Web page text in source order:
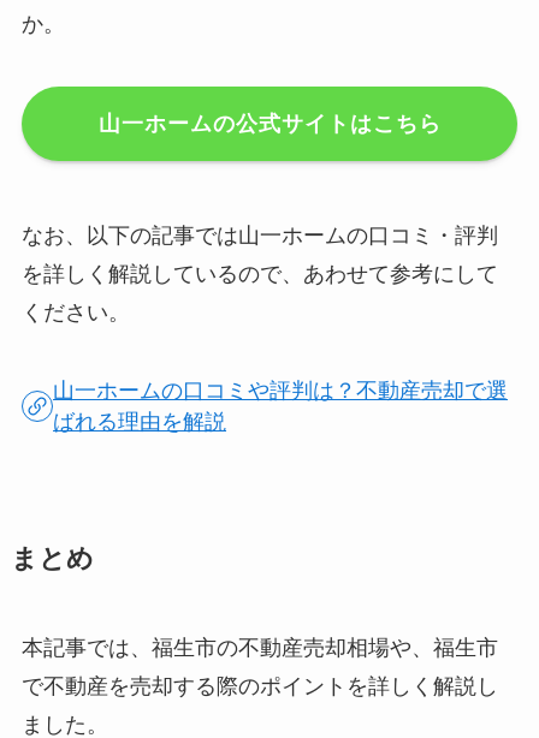
か。
山一ホームの公式サイトはこちら
なお、以下の記事では山一ホームの口コミ・評判
を詳しく解説しているので、あわせて参考にして
ください。
山一ホームの口コミや評判は？不動産売却で選
ばれる理由を解説
まとめ
本記事では、福生市の不動産売却相場や、福生市
で不動産を売却する際のポイントを詳しく解説し
ました。